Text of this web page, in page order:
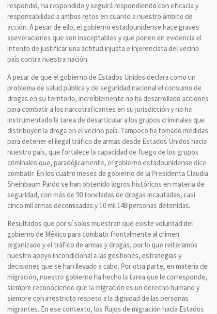
respondió, ha respondido y seguirá respondiendo con eficacia y
responsabilidad a ambos retos en cuanto a nuestro ámbito de
acción. A pesar de ello, el gobierno estadounidense hace graves
aseveraciones que son inaceptables y que ponen en evidencia el
intento de justificar una actitud injusta e injerencista del vecino
país contra nuestra nación.
A pesar de que el gobierno de Estados Unidos declara como un
problema de salud pública y de seguridad nacional el consumo de
drogas en su territorio, increíblemente no ha desarrollado acciones
para combatir a los narcotraficantes en su jurisdicción y no ha
instrumentado la tarea de desarticular a los grupos criminales que
distribuyen la droga en el vecino país. Tampoco ha tomado medidas
para detener el ilegal tráfico de armas desde Estados Unidos hacia
nuestro país, que fortalece la capacidad de fuego de los grupos
criminales que, paradójicamente, el gobierno estadounidense dice
combatir. En los cuatro meses de gobierno de la Presidenta Claudia
Sheinbaum Pardo se han obtenido logros históricos en materia de
seguridad, con más de 90 toneladas de drogas incautadas, casi
cinco mil armas decomisadas y 10 mil 148 personas detenidas.
Resultados que por sí solos muestran que existe voluntad del
gobierno de México para combatir frontalmente al crimen
organizado y el tráfico de armas y drogas, por lo que reiteramos
nuestro apoyo incondicional a las gestiones, estrategias y
decisiones que se han llevado a cabo. Por otra parte, en materia de
migración, nuestro gobierno ha hecho la tarea que le corresponde,
siempre reconociendo que la migración es un derecho humano y
siempre con irrestricto respeto a la dignidad de las personas
migrantes. En ese contexto, los flujos de migración hacia Estados